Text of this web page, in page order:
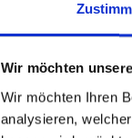
Wir möchten
Wir möchten Ihren
analysieren,